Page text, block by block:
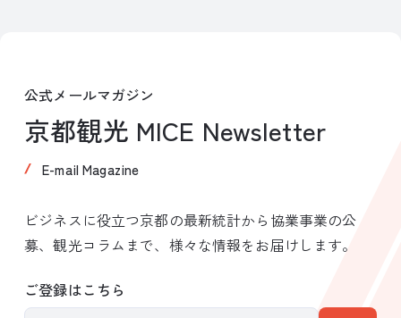
公式メールマガジン
京都観光 MICE Newsletter
E-mail Magazine
ビジネスに役立つ京都の最新統計から協業事業の公
募、観光コラムまで、様々な情報をお届けします。
ご登録はこちら